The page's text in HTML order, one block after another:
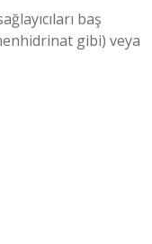
baş
gibi) veya